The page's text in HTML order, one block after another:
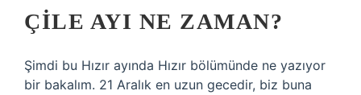
ÇILE AYI NE ZAMAN?
Şimdi bu Hızır ayında Hızır bölümünde ne yazıyor
bir bakalım. 21 Aralık en uzun gecedir, biz buna